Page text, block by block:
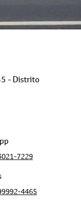
- Distrito
7229
4465